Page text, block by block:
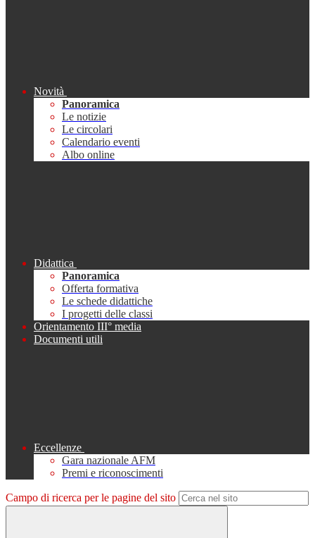
Novità
Panoramica
Le notizie
Le circolari
Calendario eventi
Albo online
Didattica
Panoramica
Offerta formativa
Le schede didattiche
I progetti delle classi
Orientamento III° media
Documenti utili
Eccellenze
Gara nazionale AFM
Premi e riconoscimenti
Campo di ricerca per le pagine del sito